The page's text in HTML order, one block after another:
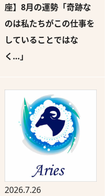
座】8月の運勢「奇跡な
のは私たちがこの仕事を
していることではな
く…」
2026.7.26